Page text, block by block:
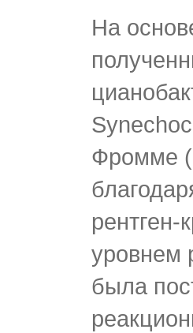
На
Фромме
рентген-
уровнем
была